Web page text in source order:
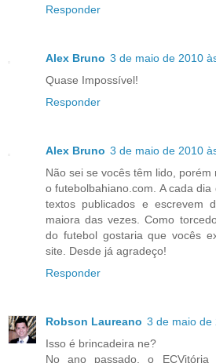
Responder
Alex Bruno 3 de maio de 2010
Quase Impossível!
Responder
Alex Bruno 3 de maio de 2010
Não sei se vocês têm lido,
o futebolbahiano.com. A cada
textos publicados e escrevem
maiora das vezes. Como
do futebol gostaria que vocês
site. Desde já agradeço!
Responder
Robson Laureano 3 de maio de
Isso é brincadeira ne?
No ano passado, o ECVitória